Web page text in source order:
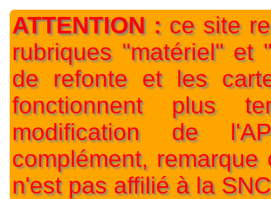
ATTENTION :ce site
rubriques "matériel" et
de refonte et les
fonctionnent plus
modification de
complément,
n'est pas affilié à la